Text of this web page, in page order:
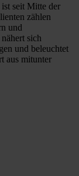
seit Mitte der
zählen
und
sich
und beleuchtet
aus mitunter